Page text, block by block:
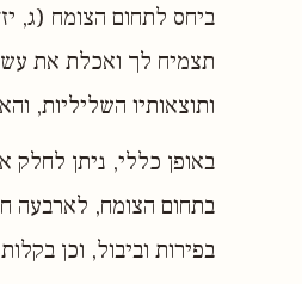
ביחס לתחום הצומח (ג,
תצמיח לך ואכלת את
ותוצאותיו השליליות,
באופן כללי, ניתן לחלק
בתחום הצומח, לארבעה
בפירות וביבול, וכן